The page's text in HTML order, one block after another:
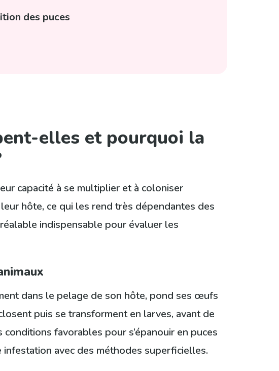
des puces
elles et pourquoi la
capacité à se multiplier et à coloniser
hôte, ce qui les rend très dépendantes des
indispensable pour évaluer les
dans le pelage de son hôte, pond ses œufs
puis se transforment en larves, avant de
favorables pour s’épanouir en puces
avec des méthodes superficielles.